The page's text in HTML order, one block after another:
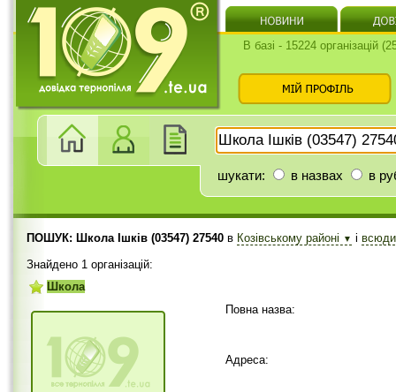
В базі - 15224 організацій
шукати: в назвах в
ПОШУК: Школа Ішків (03547) 27540 в Козівському районі ▼ і
Знайдено 1 організацій:
Школа
Повна назва:
Адреса: